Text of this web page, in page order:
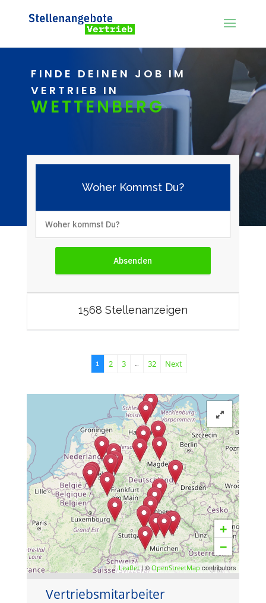
FINDE DEINEN JOB IM
VERTRIEB IN
WETTENBERG
Woher Kommst Du?
1568 Stellenanzeigen
1 2 3 … 32 Next
+
−
Leaflet| ©OpenStreetMap contributors
Vertriebsmitarbeiter